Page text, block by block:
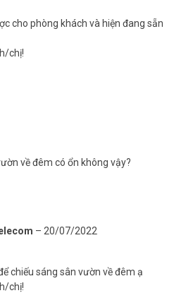
cho phòng khách và hiện đang sẵn
chị!
về đêm có ổn không vậy?
– 20/07/2022
chiếu sáng sân vườn về đêm ạ
chị!